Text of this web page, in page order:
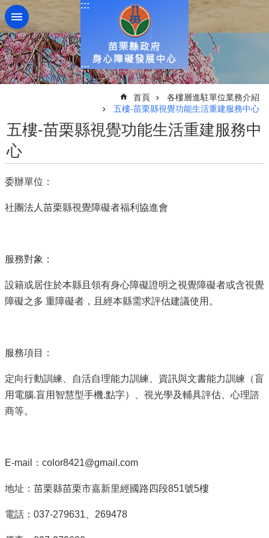
跳到主要內容區塊
:::
:::
首頁
各樓層進駐單位業務介紹
五樓-苗栗縣視覺功能生活重建服務中心
五樓-苗栗縣視覺功能生活重建服務中
心
委辦單位：
社團法人苗栗縣視覺障礙者福利協進會
服務對象：
設籍或居住於本縣且領有身心障礙證明之視覺障礙者或含視覺
障礙之多 重障礙者，且經本縣需求評估建議使用。
服務項目：
定向行動訓練、自活自理能力訓練、資訊與文書能力訓練（盲
用電腦.盲用智慧型手機.點字）、視光學及輔具評估、心理諮
商等。
E-mail：color8421@gmail.com
地址：苗栗縣苗栗市嘉新里經國路四段851號5樓
電話：037-279631、269478